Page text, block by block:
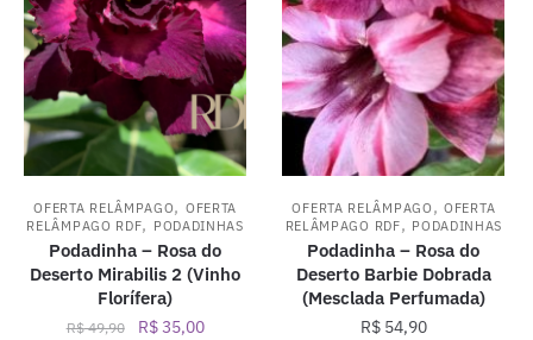
OFERTA RELÂMPAGO, OFERTA
RELÂMPAGO RDF, PODADINHAS
Podadinha – Rosa do
Deserto Mirabilis 2 (Vinho
Florífera)
R$49,90
O
R$35,00O
OFERTA RELÂMPAGO ,OFERTA
RELÂMPAGO RDF, PODADINHAS
Podadinha – Rosa do
Deserto Barbie Dobrada
(Mesclada Perfumada)
R$54,90